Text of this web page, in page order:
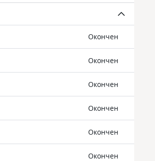
Oкончен
Oкончен
Oкончен
Oкончен
Oкончен
Oкончен